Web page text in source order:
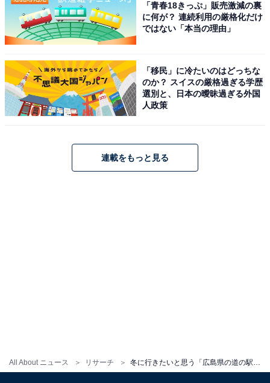
All About ニュース リサーチ
次ページ 10位までのランキング結果を見る
「青春18きっぷ」販売激減の裏
に何が？ 連続利用の厳格化だけ
ではない「本当の理由」
「移民」に冷たいのはどっちな
のか？ スイスの厳格過ぎる学歴
選別と、日本の曖昧過ぎる外国
人政策
連載をもっと見る